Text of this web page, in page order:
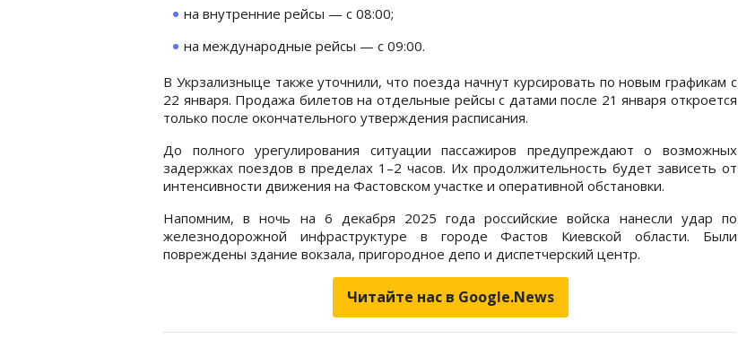
на внутренние рейсы — с 08:00;
на международные рейсы — с 09:00.
В Укрзализныце также уточнили, что поезда начнут курсировать по новым графикам с
22 января. Продажа билетов на отдельные рейсы с датами после 21 января откроется
только после окончательного утверждения расписания.
До полного урегулирования ситуации пассажиров предупреждают о возможных
задержках поездов в пределах 1–2 часов. Их продолжительность будет зависеть от
интенсивности движения на Фастовском участке и оперативной обстановки.
Напомним, в ночь на 6 декабря 2025 года российские войска нанесли удар по
железнодорожной инфраструктуре в городе Фастов Киевской области. Были
повреждены здание вокзала, пригородное депо и диспетчерский центр.
Читайте нас в Google.News